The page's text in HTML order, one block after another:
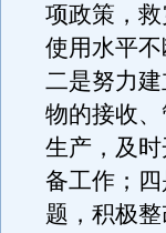
项政策，
使用水平
二是努力
物的接收
生产，及
备工作；
题，积极